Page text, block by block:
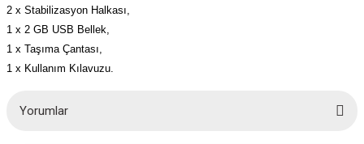
2 x Stabilizasyon Halkası,
1 x 2 GB USB Bellek,
1 x Taşıma Çantası,
1 x Kullanım Kılavuzu.
Yorumlar